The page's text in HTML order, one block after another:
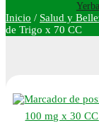
Inicio / Salud y
de Trigo x 70 CC
100 mg x 30 CC